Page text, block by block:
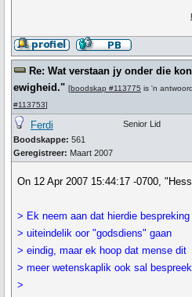
Re: Wat verstaan jy onder die
ewigheid." [boodskap #113775 is 'n
#113753]
Ferdi
Boodskappe: 561
Geregistreer: Maart 2007
Senior Lid
On 12 Apr 2007 15:44:17 -0700,
> Ek neem aan dat hierdie bespreking
> uiteindelik oor "godsdiens" gaan
> eindig, maar ek hoop dat mense dit
> meer wetenskaplik ook sal
>